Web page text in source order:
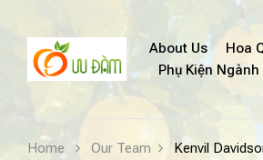
About Us Hoa
Phụ Kiện Ngành
Home Our Team Kenvil